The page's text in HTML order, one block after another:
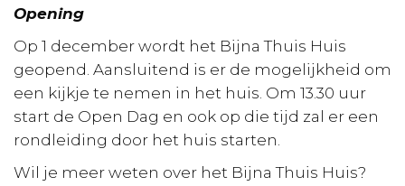
Opening
Op 1 december wordt het Bijna Thuis Huis
geopend. Aansluitend is er de mogelijkheid om
een kijkje te nemen in het huis. Om 13.30 uur
start de Open Dag en ook op die tijd zal er een
rondleiding door het huis starten.
Wil je meer weten over het Bijna Thuis Huis?